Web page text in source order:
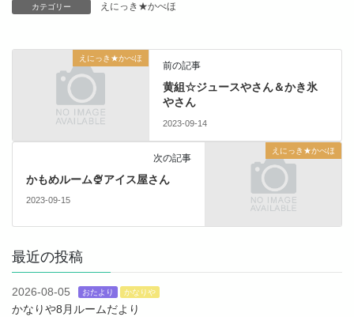
カテゴリー えにっき★かべほ
えにっき★かべほ
前の記事
黄組☆ジュースやさん＆かき氷
やさん
2023-09-14
えにっき★かべほ
次の記事
かもめルーム🍨アイス屋さん
2023-09-15
最近の投稿
2026-08-05 おたより かなりや
かなりや8月ルームだより